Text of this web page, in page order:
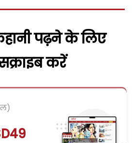
पढ़ने के लिए
करें